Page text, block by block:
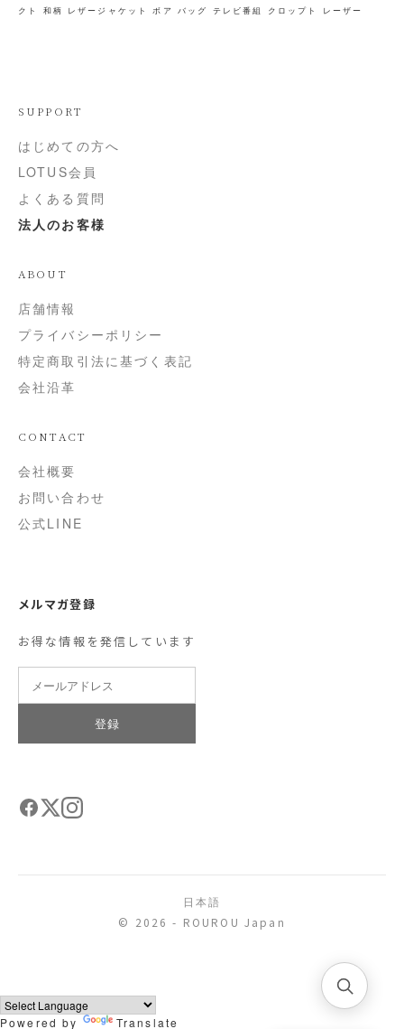
クト
和柄 レザージャケット ボア バッグ テレビ番組 クロップト レーザー
SUPPORT
はじめての方へ
LOTUS会員
よくある質問
法人のお客様
ABOUT
店舗情報
プライバシーポリシー
特定商取引法に基づく表記
会社沿革
CONTACT
会社概要
お問い合わせ
公式LINE
メルマガ登録
お得な情報を発信しています
登録
日本語
© 2026 - ROUROU Japan
Powered by Translate